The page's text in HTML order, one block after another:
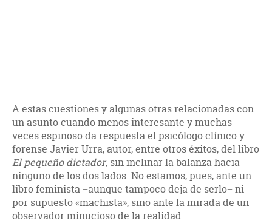
A estas cuestiones y algunas otras relacionadas con
un asunto cuando menos interesante y muchas
veces espinoso da respuesta el psicólogo clínico y
forense Javier Urra, autor, entre otros éxitos, del libro
El pequeño dictador, sin inclinar la balanza hacia
ninguno de los dos lados. No estamos, pues, ante un
libro feminista −aunque tampoco deja de serlo− ni
por supuesto «machista», sino ante la mirada de un
observador minucioso de la realidad.